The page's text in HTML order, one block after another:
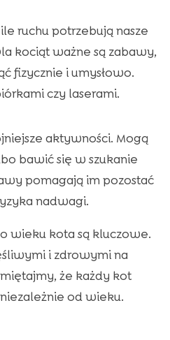
ruchu potrzebują nasze
kociąt ważne są zabawy,
fizycznie i umysłowo.
czy laserami.
aktywności. Mogą
bawić się w szukanie
pomagają im pozostać
nadwagi.
wieku kota są kluczowe.
i zdrowymi na
że każdy kot
od wieku.